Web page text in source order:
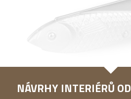
NÁVRHY INTERIÉRŮ OD